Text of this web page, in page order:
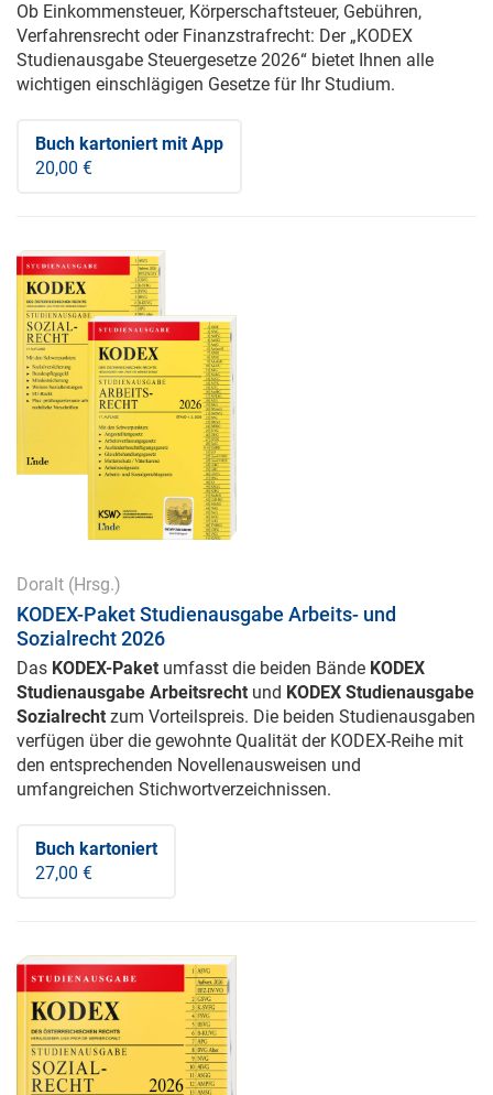
Ob Einkommensteuer, Körperschaftsteuer, Gebühren,
Verfahrensrecht oder Finanzstrafrecht: Der „KODEX
Studienausgabe Steuergesetze 2026“ bietet Ihnen alle
wichtigen einschlägigen Gesetze für Ihr Studium.
Buch kartoniertmit App
20,00 €
Doralt (Hrsg.)
KODEX-Paket Studienausgabe Arbeits- und
Sozialrecht 2026
Das KODEX-Paket umfasst die beiden Bände KODEX
Studienausgabe Arbeitsrecht und KODEX Studienausgabe
Sozialrecht zum Vorteilspreis. Die beiden Studienausgaben
verfügen über die gewohnte Qualität der KODEX-Reihe mit
den entsprechenden Novellenausweisen und
umfangreichen Stichwortverzeichnissen.
Buch kartoniert
27,00 €